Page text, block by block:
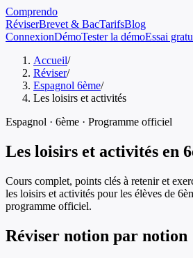
Comprendo
RéviserBrevet & BacTarifsBlog
ConnexionDémoTester la démoEssai
Accueil/
Réviser/
Espagnol 6ème/
Les loisirs et activités
Espagnol · 6ème · Programme officiel
Les loisirs et activités en
Cours complet, points clés à retenir et
les loisirs et activités pour les élèves de
programme officiel.
Réviser notion par notion